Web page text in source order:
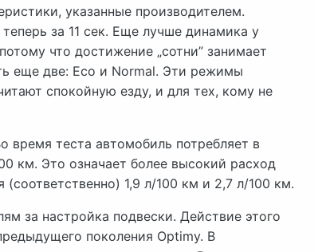
указанные производителем.
за 11 сек. Еще лучше динамика у
что достижение „сотни” занимает
еще две: Eco и Normal. Эти режимы
спокойную езду, и для тех, кому не
время теста автомобиль потребляет в
км. Это означает более высокий расход
1,9 л/100 км и 2,7 л/100 км.
за настройка подвески. Действие этого
поколения Optimy. В